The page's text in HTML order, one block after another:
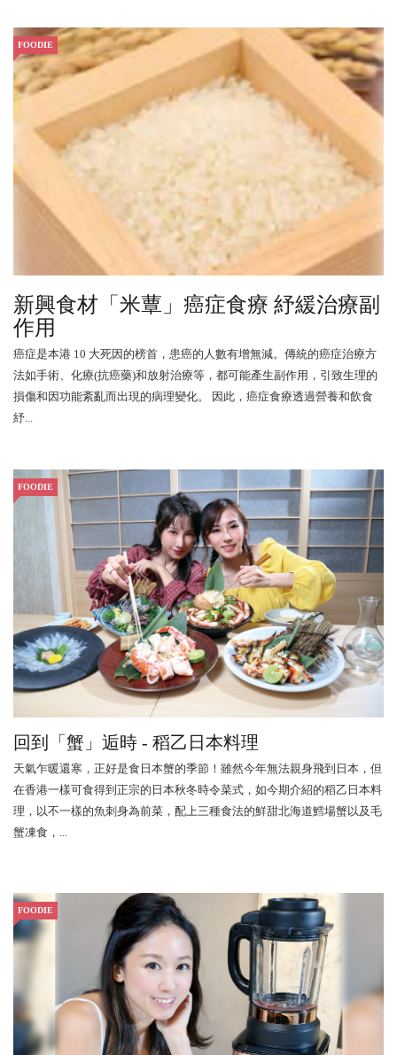
FOODIE
新興食材「米蕈」癌症食療 紓緩治療副
作用
癌症是本港 10 大死因的榜首，患癌的人數有增無減。傳統的癌症治療方
法如手術、化療(抗癌藥)和放射治療等，都可能產生副作用，引致生理的
損傷和因功能紊亂而出現的病理變化。 因此，癌症食療透過營養和飲食
紓...
FOODIE
回到「蟹」逅時 - 稻乙日本料理
天氣乍暖還寒，正好是食日本蟹的季節！雖然今年無法親身飛到日本，但
在香港一樣可食得到正宗的日本秋冬時令菜式，如今期介紹的稻乙日本料
理，以不一樣的魚刺身為前菜，配上三種食法的鮮甜北海道鱈場蟹以及毛
蟹凍食，...
FOODIE